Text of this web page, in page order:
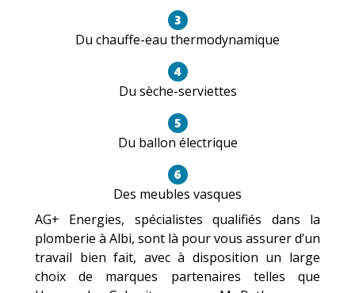
Du chauffe-eau thermodynamique
Du sèche-serviettes
Du ballon électrique
Des meubles vasques
AG+ Energies, spécialistes qualifiés dans la
plomberie à Albi, sont là pour vous assurer d’un
travail bien fait, avec à disposition un large
choix de marques partenaires telles que